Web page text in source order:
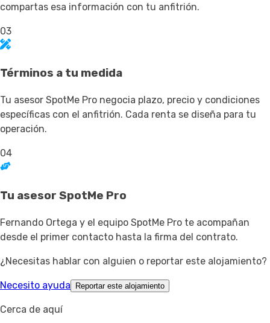
compartas esa información con tu anfitrión.
03
Términos a tu medida
Tu asesor SpotMe Pro negocia plazo, precio y condiciones
específicas con el anfitrión. Cada renta se diseña para tu
operación.
04
Tu asesor SpotMe Pro
Fernando Ortega y el equipo SpotMe Pro te acompañan
desde el primer contacto hasta la firma del contrato.
¿Necesitas hablar con alguien o reportar este alojamiento?
Necesito ayuda Reportar este alojamiento
Cerca de aquí